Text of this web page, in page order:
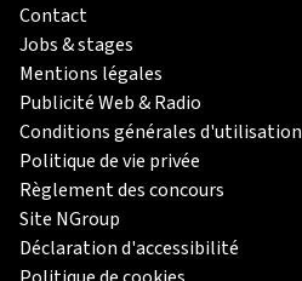
Contact
Jobs & stages
Mentions légales
Publicité Web & Radio
Conditions générales d'utilisation
Politique de vie privée
Règlement des concours
Site NGroup
Déclaration d'accessibilité